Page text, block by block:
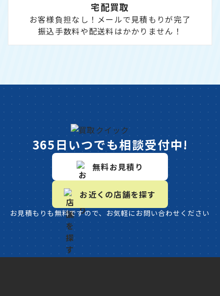
宅配買取
お客様負担なし！メールで見積もりが完了
振込手数料や配送料はかかりません！
365日いつでも相談受付中!
無料お見積り
お近くの店舗を探す
お見積もりも無料ですので、お気軽にお問い合わせください